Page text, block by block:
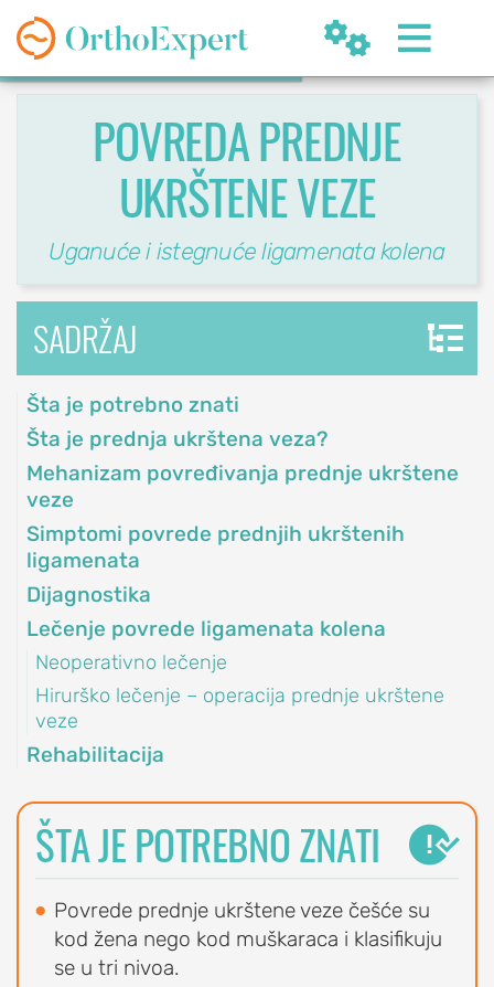
 
O
NAMA
ORTHOEXPERT
Naši
lekari
i
fizioterapeuti
Kalendar
dežurstava
Savetodavni
odbor
OrthoExpert
ORTHOEXPERT
OrthoExpert
Beograd
(060) 032-320-8
office@orthoexpert.rs
Beograd, Srbija
OrthoExpert Niš
(060) 032-320-9
nis@orthoexpert.rs
Svetosavska 20,
Niš, Srbija
OrthoExpert
Podgorica
(068) 107-241
Ankarski bulevar 35 L1,
Podgorica, Crna Gora
POVREDA PREDNJE
UKRŠTENE VEZE
Uganuće i istegnuće ligamenata kolena
SADRŽAJ
Šta je potrebno znati
Šta je prednja ukrštena veza?
Mehanizam povređivanja prednje ukrštene
veze
Simptomi povrede prednjih ukrštenih
ligamenata
Dijagnostika
Lečenje povrede ligamenata kolena
Neoperativno lečenje
Hirurško lečenje – operacija prednje ukrštene
veze
Rehabilitacija

ŠTA JE POTREBNO ZNATI
Povrede prednje ukrštene veze češće su
kod žena nego kod muškaraca i klasifikuju
se u tri nivoa.